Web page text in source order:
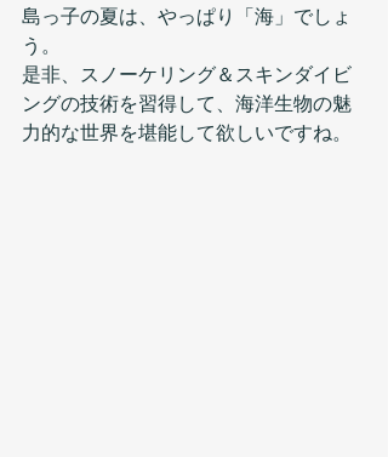
島っ子の夏は、やっぱり「海」でしょ
う。
是非、スノーケリング＆スキンダイビ
ングの技術を習得して、海洋生物の魅
力的な世界を堪能して欲しいですね。